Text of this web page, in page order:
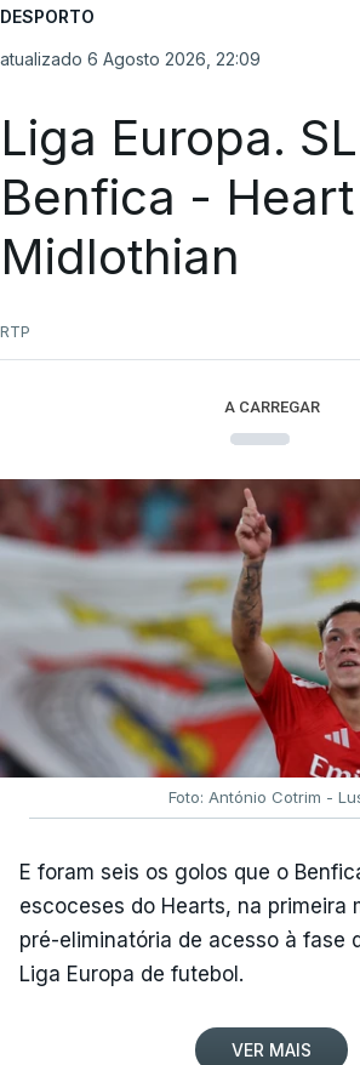
DESPORTO
atualizado 6 Agosto 2026, 22:09
Liga Europa. SL
Benfica -
Midlothian
RTP
A CARREGAR
Foto: António Cotrim -
E foram seis os golos que o
escoceses do Hearts, na primeira
pré-eliminatória de acesso à fase
Liga Europa de futebol.
VER MAIS